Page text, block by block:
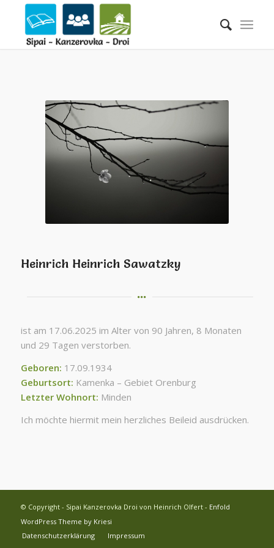
Heinrich Heinrich Sawatzky
ist am 17.06.2025 im Alter von 90 Jahren, 8 Monaten
und 29 Tagen verstorben.
Geboren: 17.09.1934
Geburtsort: Kamenka – Gebiet Orenburg
Letzter Wohnort: Minden
Ich möchte hiermit mein herzliches Beileid ausdrücken.
© Copyright - Sipai Kanzerovka Droi von Heinrich Olfert - Enfold
WordPress Theme by Kriesi
Datenschutzerklärung
Impressum